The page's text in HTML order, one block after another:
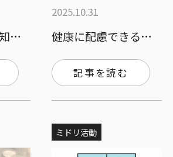
ブログ開設のお知らせ
2025.10.31
健康に配慮できる洗浄剤レイズファインK3…
記事を読む
ミドリ活動